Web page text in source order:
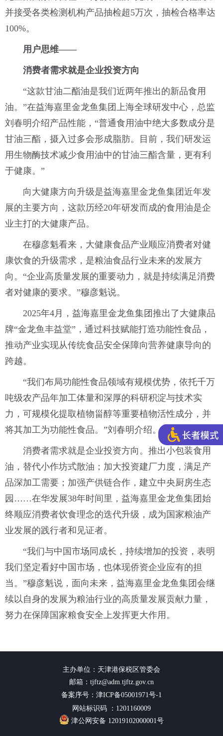
并接受各类检测机构产品抽检超5万次，抽检合格率达
100%。
用户思维——
消费者需求就是企业投资方向
“这款甘油二酯油是我们近两年推出的新品食用
油。”在益海嘉里金龙鱼集团上海全球研发中心，总监
刘春明介绍产品性能，“普通食用油中绝大多数成分是
甘油三酯，摄入过多会形成脂肪。目前，我们研发运
用生物酶技术减少食用油中的甘油三酯含量，更有利
于健康。”
向大健康方向升级是益海嘉里金龙鱼集团近年发
展的主要方向，这款历经20年研发而成的食用油是企
业主打的大健康产品。
在穆彦魁看来，大健康食品产业顺应消费者对健
康饮食的升级需求，是粮油食品行业未来的发展方
向。“企业高质量发展的重要动力，就是持续满足消费
者对健康的要求。”穆彦魁说。
2025年4月，益海嘉里金龙鱼集团推出了大健康品
牌“金龙鱼丰益堂”，通过科技赋能打造功能性食品，
推动产业实现从传统食品安全保障向营养健康导向的
跨越。
“我们布局功能性食品领域有规模优势，依托千万
吨级农产品年加工体量和深厚的科研积淀与技术实
力，可规模化提取植物甾醇等重要植物活性成分，并
将其加工为功能性食品。”刘春明介绍。
消费者需求就是企业投资方向。推出小包装食用
油，替代小作坊式散油；加大投资建厂力度，满足产
品深加工需要；加强产供链合作，建立中央厨房生态
园……在华发展38年时间里，益海嘉里金龙鱼集团始
终顺应消费者饮食理念的迭代升级，成为国家粮油产
业发展的践行者和见证者。
“我们与中国市场同成长，持续增加的投资，表明
我们坚定看好中国市场，也体现侨资企业应有的担
当。”穆彦魁说，面向未来，益海嘉里金龙鱼集团会继
续以自身的发展为粮油行业的高质量发展贡献力量，
努力在保障国家粮食安全上发挥更大作用。
主办单位：天津港保税区管委会
邮箱：tjftz@adm.tjftz.gov.cn
备案序号：津ICP备05001971号-1
网站标识码 ：1201160009
津公网安备 12019102000001号